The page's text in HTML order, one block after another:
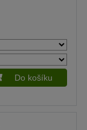
Do košíku